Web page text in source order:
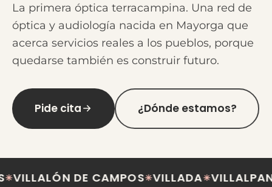
La primera óptica terracampina. Una red de
óptica y audiología nacida en Mayorga que
acerca servicios reales a los pueblos, porque
quedarse también es construir futuro.
Pide cita ¿Dónde estamos?
DE CAMPOS✳VILLADA✳VILLALPANDO✳